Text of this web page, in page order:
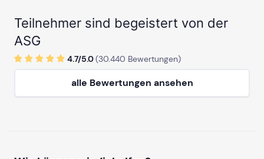
Teilnehmer sind begeistert von der
ASG
4.7/5.0(30.440 Bewertungen)
alle Bewertungen ansehen